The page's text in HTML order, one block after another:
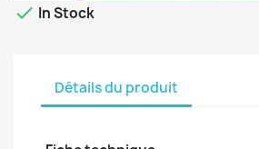
 In Stock
Détails du produit